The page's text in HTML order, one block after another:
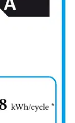
ja 3D-
saat täydellisen
ja
keittoalueet
myös
pilkkoo ja imee
puhdistamisen